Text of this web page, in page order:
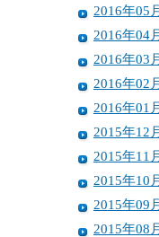
2016年05
2016年04
2016年03
2016年02
2016年01
2015年12
2015年11
2015年10
2015年09
2015年08